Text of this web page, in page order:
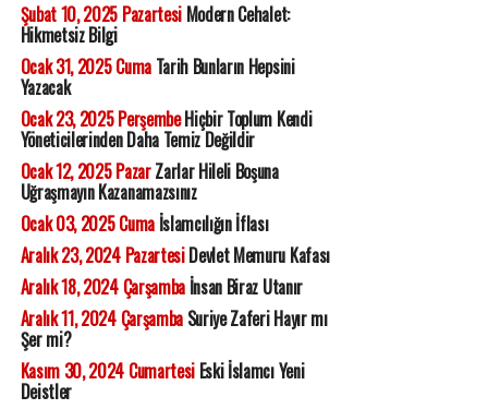
Şubat 10, 2025 PazartesiModern Cehalet:
Hikmetsiz Bilgi
Ocak 31, 2025 CumaTarih Bunların Hepsini
Yazacak
Ocak 23, 2025 PerşembeHiçbir Toplum Kendi
Yöneticilerinden Daha Temiz Değildir
Ocak 12, 2025 PazarZarlar Hileli Boşuna
Uğraşmayın Kazanamazsınız
Ocak 03, 2025 Cumaİslamcılığın İflası
Aralık 23, 2024 PazartesiDevlet Memuru Kafası
Aralık 18, 2024 Çarşambaİnsan Biraz Utanır
Aralık 11, 2024 ÇarşambaSuriye Zaferi Hayır mı
Şer mi?
Kasım 30, 2024 CumartesiEski İslamcı Yeni
Deistler